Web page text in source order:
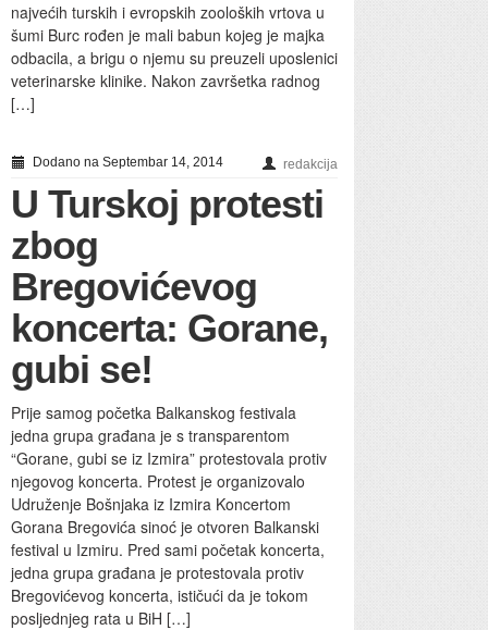
najvećih turskih i evropskih zooloških vrtova u
šumi Burc rođen je mali babun kojeg je majka
odbacila, a brigu o njemu su preuzeli uposlenici
veterinarske klinike. Nakon završetka radnog
[…]
Dodano na Septembar 14, 2014 redakcija
U Turskoj protesti
zbog
Bregovićevog
koncerta: Gorane,
gubi se!
Prije samog početka Balkanskog festivala
jedna grupa građana je s transparentom
“Gorane, gubi se iz Izmira” protestovala protiv
njegovog koncerta. Protest je organizovalo
Udruženje Bošnjaka iz Izmira Koncertom
Gorana Bregovića sinoć je otvoren Balkanski
festival u Izmiru. Pred sami početak koncerta,
jedna grupa građana je protestovala protiv
Bregovićevog koncerta, ističući da je tokom
posljednjeg rata u BiH […]